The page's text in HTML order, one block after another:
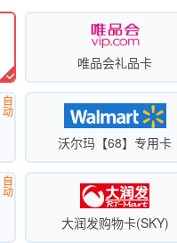
唯品会礼品卡
自
动
沃尔玛【68】专用卡
自
动
大润发购物卡(SKY)